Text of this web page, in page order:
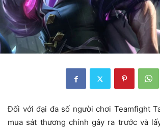
Đối với đại đa số người chơi Teamfight
mua sát thương chính gây ra trước và